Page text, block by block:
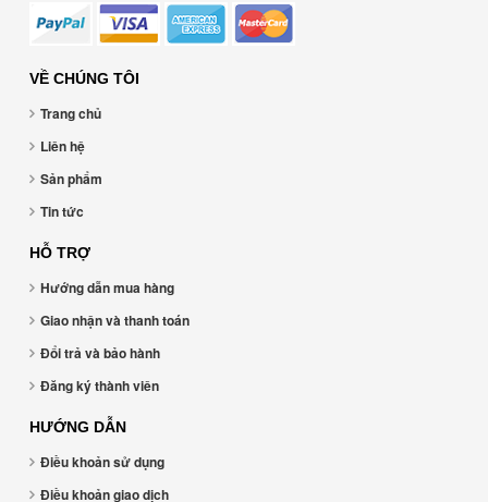
VỀ CHÚNG TÔI
Trang chủ
Liên hệ
Sản phẩm
Tin tức
HỖ TRỢ
Hướng dẫn mua hàng
Giao nhận và thanh toán
Đổi trả và bảo hành
Đăng ký thành viên
HƯỚNG DẪN
Điều khoản sử dụng
Điều khoản giao dịch